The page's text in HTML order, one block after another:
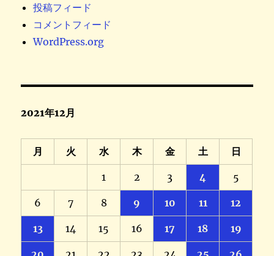
投稿フィード
コメントフィード
WordPress.org
2021年12月
月 火 水 木 金 土 日
1 2 3 4 5
6 7 8 9 10 11 12
13 14 15 16 17 18 19